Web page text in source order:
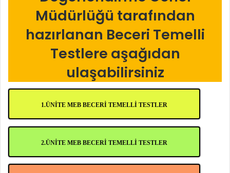
Müdürlüğü tarafından
hazırlanan Beceri Temelli
Testlere aşağıdan
ulaşabilirsiniz
1.ÜNİTE MEB BECERİ TEMELLİ TESTLER
2.ÜNİTE MEB BECERİ TEMELLİ TESTLER